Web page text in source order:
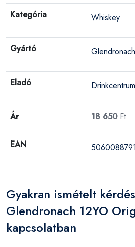
Kategória Whiskey
Gyártó
Eladó
Ár 18 650Ft
EAN
Gyakran ismételt
Glendronach 12YO
kapcsolatban